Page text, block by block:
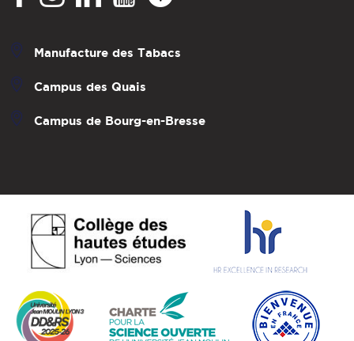
Manufacture des Tabacs
Campus des Quais
Campus de Bourg-en-Bresse